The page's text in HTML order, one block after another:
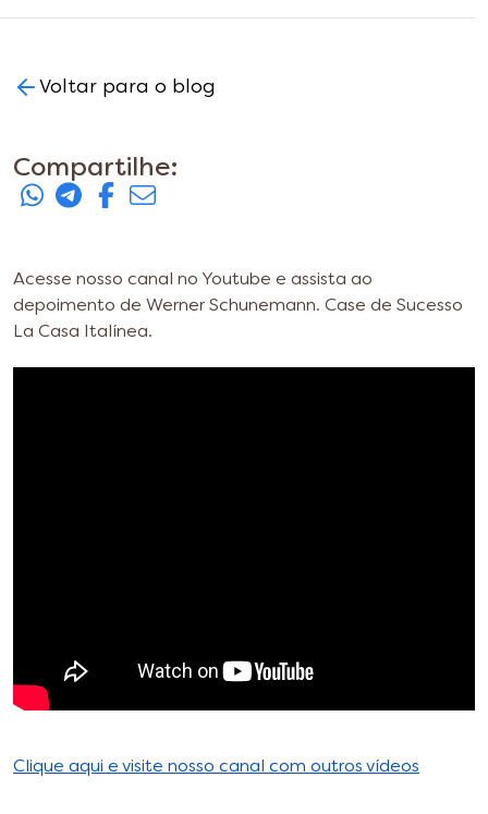
Voltar para o blog
Compartilhe:
Acesse nosso canal no Youtube e assista ao
depoimento de Werner Schunemann. Case de Sucesso
La Casa Italínea.
Clique aqui e visite nosso canal com outros vídeos